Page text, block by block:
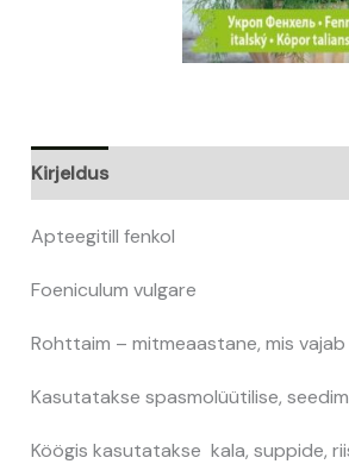
Kirjeldus
Apteegitill fenkol
Foeniculum vulgare
Rohttaim – mitmeaastane, mis
Kasutatakse spasmolüütilise,
Köögis kasutatakse kala, suppide,